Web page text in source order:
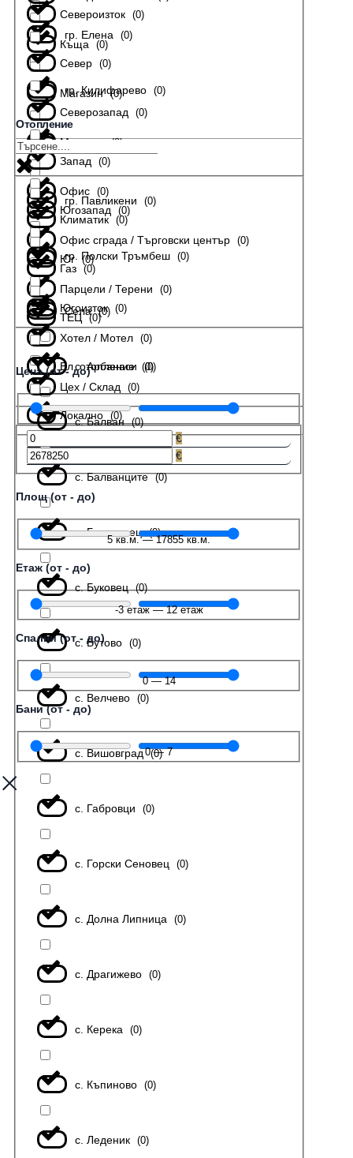
гр. Елена (0)
гр. Килифарево (0)
гр. Павликени (0)
гр. Полски Тръмбеш (0)
Села (0)
с. Арбанаси (0)
с. Балван (0)
с. Балванците (0)
с. Беляковец (0)
с. Буковец (0)
с. Бутово (0)
с. Велчево (0)
с. Вишовград (0)
с. Габровци (0)
с. Горски Сеновец (0)
с. Долна Липница (0)
с. Драгижево (0)
с. Керека (0)
с. Къпиново (0)
с. Леденик (0)
Къща (0)
Магазин (0)
Мезонет (0)
Офис (0)
Офис сграда / Търговски център (0)
Парцели / Терени (0)
Хотел / Мотел (0)
Цех / Склад (0)
Североизток (0)
Север (0)
Северозапад (0)
Запад (0)
Югозапад (0)
Юг (0)
Югоизток (0)
Отопление
Климатик (0)
Газ (0)
ТЕЦ (0)
Ел. отопление (0)
Локално (0)
Цена (от - до)
€
€
Площ (от - до)
5кв.м.—17855кв.м.
Етаж (от - до)
-3етаж—12етаж
Спални (от - до)
0—14
Бани (от - до)
0—7